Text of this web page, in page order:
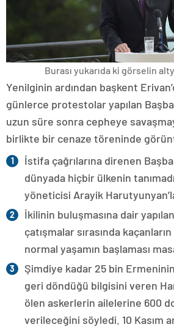
Burası yukarıda ki görselin
Yenilginin ardından başkent
günlerce protestolar yapılan
uzun süre sonra cepheye
birlikte bir cenaze töreninde
İstifa çağrılarına direnen
dünyada hiçbir ülkenin
yöneticisi Arayik
İkilinin buluşmasına dair
çatışmalar sırasında
normal yaşamın başlaması
Şimdiye kadar 25 bin Ermeninin
geri döndüğü bilgisini veren
ölen askerlerin ailelerine 600
verileceğini söyledi. 10 Kasım